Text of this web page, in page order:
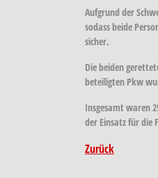
Aufgrund der
sodass beide
sicher.
Die beiden
beteiligten Pkw
Insgesamt waren
der Einsatz für die
Zurück